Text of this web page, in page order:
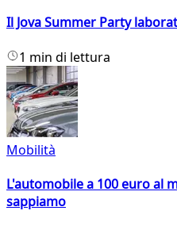
Il Jova Summer Party
1 min di lettura
Mobilità
L'automobile a 100 euro al
sappiamo